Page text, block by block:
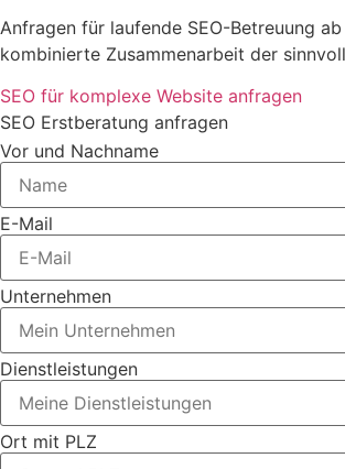
Anfragen für laufende SEO-Betreuung
kombinierte Zusammenarbeit der
SEO für komplexe Website anfragen
SEO Erstberatung anfragen
Vor und Nachname
E-Mail
Unternehmen
Dienstleistungen
Ort mit PLZ